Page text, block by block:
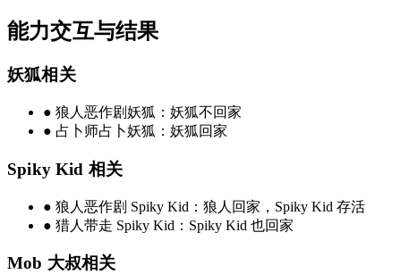
能力交互与结果
妖狐相关
● 狼人恶作剧妖狐：妖狐不回家
● 占卜师占卜妖狐：妖狐回家
Spiky Kid 相关
● 狼人恶作剧 Spiky Kid：狼人回家，Spiky Kid 存活
● 猎人带走 Spiky Kid：Spiky Kid 也回家
Mob 大叔相关